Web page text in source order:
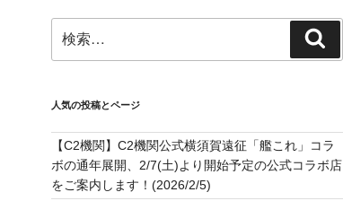
索:
索
人気の投稿とページ
【C2機関】C2機関公式横須賀遠征「艦これ」コラ
ボの通年展開、2/7(土)より開始予定の公式コラボ店
をご案内します！(2026/2/5)